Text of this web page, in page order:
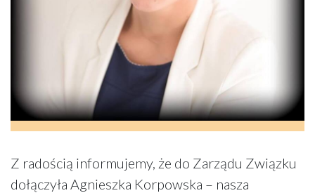
Z radością informujemy, że do Zarządu Związku
dołączyła Agnieszka Korpowska – nasza